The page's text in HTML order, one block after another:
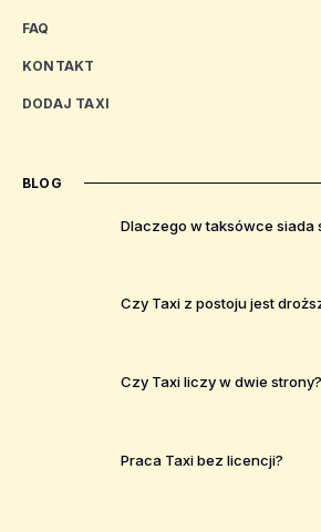
FAQ
KONTAKT
DODAJ TAXI
BLOG
Dlaczego w taksówce siada
Czy Taxi z postoju jest
Czy Taxi liczy w dwie strony?
Praca Taxi bez licencji?